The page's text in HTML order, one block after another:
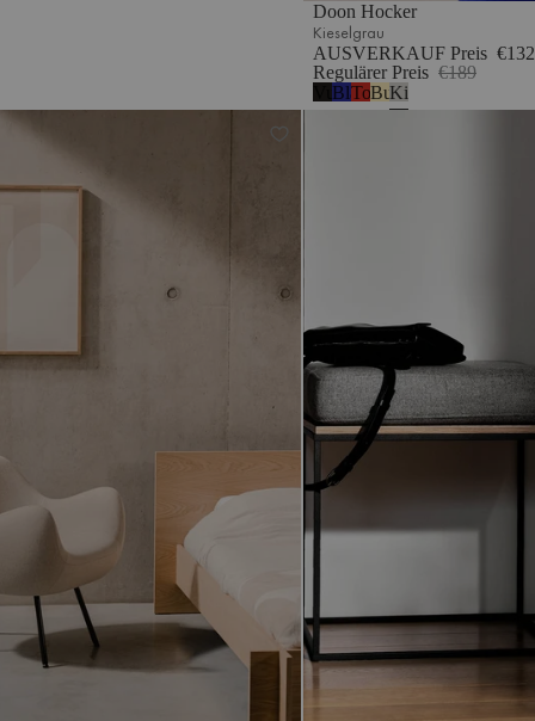
Doon Hocker
Kieselgrau
AUSVERKAUF Preis €132
Regulärer Preis €189
Vulkanschwarz
Blaubeermousse
Tomatenrot
Buttergelb
Kieselgrau
RM58 Sessel